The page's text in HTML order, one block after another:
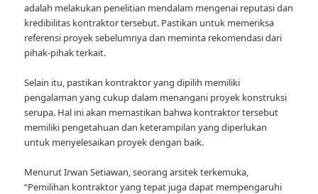
adalah melakukan penelitian mendalam mengenai reputasi dan
kredibilitas kontraktor tersebut. Pastikan untuk memeriksa
referensi proyek sebelumnya dan meminta rekomendasi dari
pihak-pihak terkait.
Selain itu, pastikan kontraktor yang dipilih memiliki
pengalaman yang cukup dalam menangani proyek konstruksi
serupa. Hal ini akan memastikan bahwa kontraktor tersebut
memiliki pengetahuan dan keterampilan yang diperlukan
untuk menyelesaikan proyek dengan baik.
Menurut Irwan Setiawan, seorang arsitek terkemuka,
“Pemilihan kontraktor yang tepat juga dapat mempengaruhi